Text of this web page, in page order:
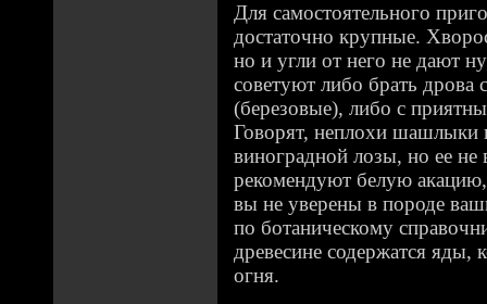
Для самостоятельного
достаточно крупные.
но и угли от него не дают
советуют либо брать дрова
(березовые), либо с
Говорят, неплохи шашлыки
виноградной лозы, но ее
рекомендуют белую
вы не уверены в породе
по ботаническому
древесине содержатся яды,
огня.